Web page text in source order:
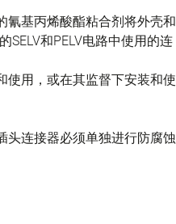
氰基丙烯酸酯粘合剂将外壳和
SELV和PELV电路中使用的连
使用，或在其监督下安装和使
头连接器必须单独进行防腐蚀